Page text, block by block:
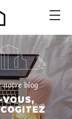
blog
VOUS,